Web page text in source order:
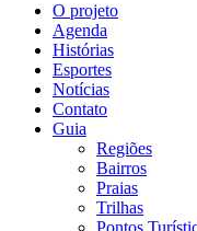
O projeto
Agenda
Histórias
Esportes
Notícias
Contato
Guia
Regiões
Bairros
Praias
Trilhas
Pontos